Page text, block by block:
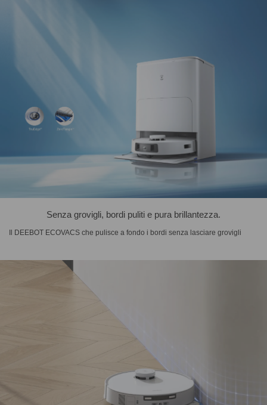
Senza grovigli, bordi puliti e pura brillantezza.
Il DEEBOT ECOVACS che pulisce a fondo i bordi senza lasciare grovigli